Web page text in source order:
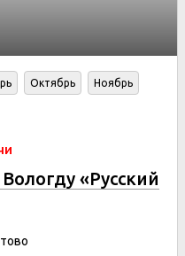
Октябрь Ноябрь
«Русский